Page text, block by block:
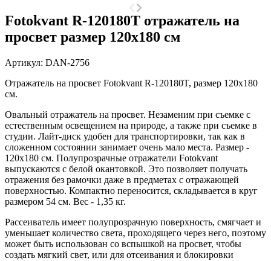
Fotokvant R-120180T отражатель на
просвет размер 120х180 см
Артикул: DAN-2756
Отражатель на просвет Fotokvant R-120180T, размер 120х180
см.
Овальный отражатель на просвет. Незаменим при съемке с
естественным освещением на природе, а также при съемке в
студии. Лайт-диск удобен для транспортировки, так как в
сложенном состоянии занимает очень мало места. Размер -
120x180 см. Полупрозрачные отражатели Fotokvant
выпускаются с белой окантовкой. Это позволяет получать
отражения без рамочки даже в предметах с отражающей
поверхностью. Компактно переносится, складывается в круг
размером 54 см. Вес - 1,35 кг.
Рассеиватель имеет полупрозрачную поверхность, смягчает и
уменьшает количество света, проходящего через него, поэтому
может быть использован со вспышкой на просвет, чтобы
создать мягкий свет, или для отсеивания и блокировки